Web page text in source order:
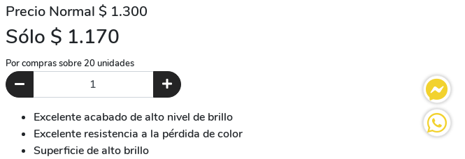
Precio Normal $ 1.300
Sólo $ 1.170
Por compras sobre 20 unidades
Excelente acabado de alto nivel de brillo
Excelente resistencia a la pérdida de color
Superficie de alto brillo